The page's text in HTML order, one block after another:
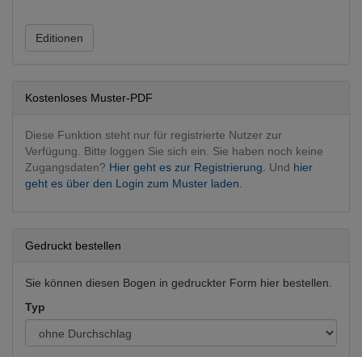
Editionen
Kostenloses Muster-PDF
Diese Funktion steht nur für registrierte Nutzer zur
Verfügung. Bitte loggen Sie sich ein. Sie haben noch keine
Zugangsdaten? Hier geht es zur Registrierung. Und hier
geht es über den Login zum Muster laden.
Gedruckt bestellen
Sie können diesen Bogen in gedruckter Form hier bestellen.
Typ